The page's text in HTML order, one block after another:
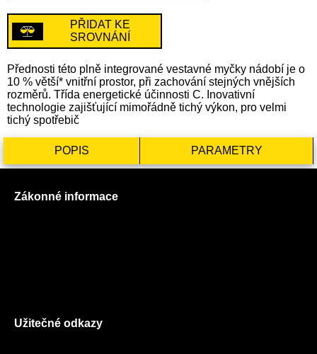
PŘIDAT KE
SROVNÁNÍ
Přednosti této plně integrované vestavné myčky nádobí je o
10 % větší* vnitřní prostor, při zachování stejných vnějších
rozměrů. Třída energetické účinnosti C. Inovativní
technologie zajišťující mimořádně tichý výkon, pro velmi
tichý spotřebič
POPIS PARAMETRY
Zákonné informace
Užitečné odkazy